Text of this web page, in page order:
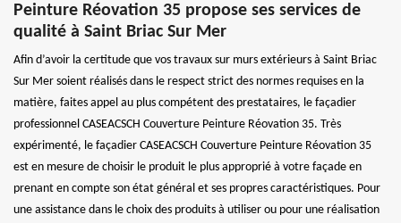
Peinture Réovation 35 propose ses services de
qualité à Saint Briac Sur Mer
Afin d’avoir la certitude que vos travaux sur murs extérieurs à Saint Briac
Sur Mer soient réalisés dans le respect strict des normes requises en la
matière, faites appel au plus compétent des prestataires, le façadier
professionnel CASEACSCH Couverture Peinture Réovation 35. Très
expérimenté, le façadier CASEACSCH Couverture Peinture Réovation 35
est en mesure de choisir le produit le plus approprié à votre façade en
prenant en compte son état général et ses propres caractéristiques. Pour
une assistance dans le choix des produits à utiliser ou pour une réalisation